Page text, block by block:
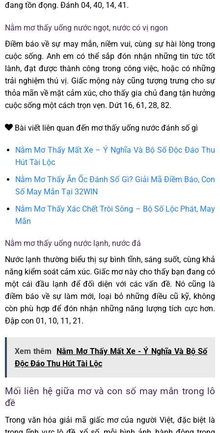
đang tồn đọng. Đánh 04, 40, 14, 41.
Nằm mơ thấy uống nước ngọt, nước có vị ngon
Điềm báo về sự may mắn, niềm vui, cùng sự hài lòng trong
cuộc sống. Anh em có thể sắp đón nhận những tin tức tốt
lành, đạt được thành công trong công việc, hoặc có những
trải nghiệm thú vị. Giấc mộng này cũng tượng trưng cho sự
thỏa mãn về mặt cảm xúc, cho thấy gia chủ đang tận hưởng
cuộc sống một cách trọn vẹn. Dứt 16, 61, 28, 82.
Bài viết liên quan đến mơ thấy uống nước đánh số gì
Nằm Mơ Thấy Mất Xe – Ý Nghĩa Và Bộ Số Độc Đáo Thu
Hút Tài Lộc
Nằm Mơ Thấy Ăn Ốc Đánh Số Gì? Giải Mã Điềm Báo, Con
Số May Mắn Tại 32WIN
Nằm Mơ Thấy Xác Chết Trôi Sông – Bộ Số Lộc Phát, May
Mắn
Nằm mơ thấy uống nước lạnh, nước đá
Nước lạnh thường biểu thị sự bình tĩnh, sáng suốt, cùng khả
năng kiểm soát cảm xúc. Giấc mơ này cho thấy bạn đang có
một cái đầu lạnh để đối diện với các vấn đề. Nó cũng là
điềm báo về sự làm mới, loại bỏ những điều cũ kỹ, không
còn phù hợp để đón nhận những năng lượng tích cực hơn.
Đập con 01, 10, 11, 21.
Xem thêm
Nằm Mơ Thấy Mất Xe - Ý Nghĩa Và Bộ Số
Độc Đáo Thu Hút Tài Lộc
Mối liên hệ giữa mơ và con số may mắn trong lô
đề
Trong văn hóa giải mã giấc mơ của người Việt, đặc biệt là